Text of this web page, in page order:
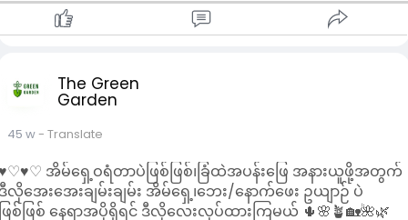
The Green
Garden
45 w- Translate
အိမ်ရှေ့ဝရံတာပဲဖြစ်ဖြစ်၊ခြံထဲအပန်းဖြေ အနားယူဖို့အတွက်
လိုအေးအေးချမ်းချမ်း အိမ်ရှေ့၊ဘေး/နောက်ဖေး ဥယျာဉ် ပဲ
ြစ်ဖြစ် နေရာအပိုရှိရင် ဒီလိုလေးလုပ်ထားကြမယ် 🌵🌸🪴🏡🌺🌿